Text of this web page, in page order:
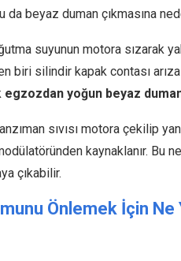
da beyaz duman çıkmasına
suyunun motora sızarak
biri silindir kapak contası
egzozdan yoğun beyaz
sıvısı motora çekilip
kaynaklanır. Bu
çıkabilir.
Önlemek İçin Ne